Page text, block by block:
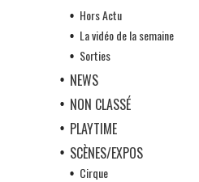
Hors Actu
La vidéo de la semaine
Sorties
NEWS
NON CLASSÉ
PLAYTIME
SCÈNES/EXPOS
Cirque